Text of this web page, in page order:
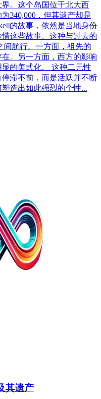
。这个岛国位于北大西
340,000，但其遗产却是
的故事，依然是当地身份
这些故事。这种与过去的
间航行。一方面，祖先的
。另一方面，西方的影响
的美式化。 这种二元性
滞不前，而是活跃并不断
造出如此强烈的个性...
其遗产